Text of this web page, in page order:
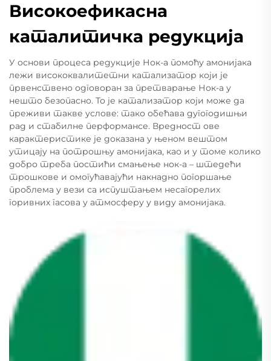
Високоефикасна
каталитичка редукција
У основи процеса редукције Нок-а помоћу амонијака
лежи висококвалитетни катализатор који је
првенствено одговоран за претварање Нок-а у
нешто безопасно. То је катализатор који може да
преживи такве услове: тако обећава дугогодишњи
рад и стабилне перформансе. Вредност ове
карактеристике је доказана у њеном вештом
утицају на потрошњу амонијака, као и у томе колико
добро треба постићи смањење нок-а – штедећи
трошкове и омогућавајући накнадно погоршање
проблема у вези са испуштањем несагорелих
горивних гасова у атмосферу у виду амонијака.